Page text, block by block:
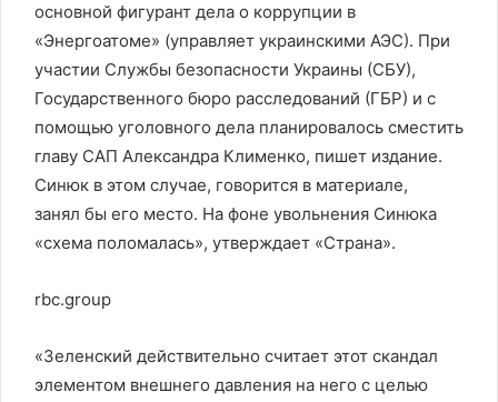
основной фигурант дела о коррупции в
«Энергоатоме» (управляет украинскими АЭС). При
участии Службы безопасности Украины (СБУ),
Государственного бюро расследований (ГБР) и с
помощью уголовного дела планировалось сместить
главу САП Александра Клименко, пишет издание.
Синюк в этом случае, говорится в материале,
занял бы его место. На фоне увольнения Синюка
«схема поломалась», утверждает «Страна».
rbc.group
«Зеленский действительно считает этот скандал
элементом внешнего давления на него с целью